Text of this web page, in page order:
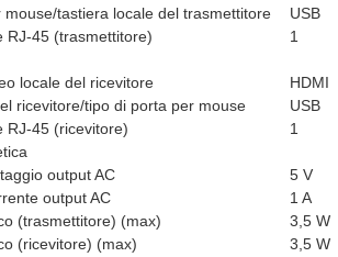
mouse/tastiera locale del trasmettitore
USB
RJ-45 (trasmettitore)
1
locale del ricevitore
HDMI
ricevitore/tipo di porta per mouse
USB
RJ-45 (ricevitore)
1
output AC
5 V
output AC
1 A
(trasmettitore) (max)
3,5 W
(ricevitore) (max)
3,5 W